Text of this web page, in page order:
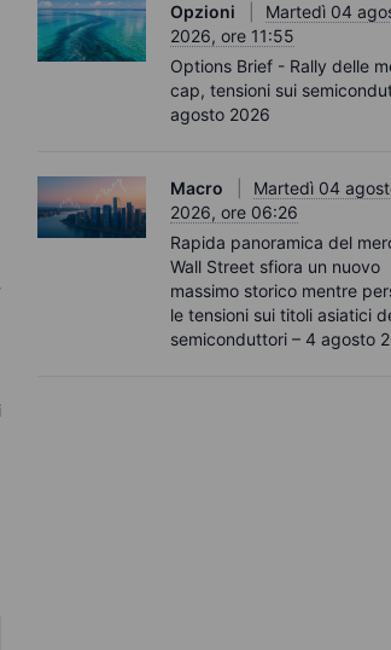
Opzioni
Martedì 04
2026, ore 11:55
Options Brief - Rally delle
cap, tensioni sui
agosto 2026
Macro
Martedì 04
2026, ore 06:26
Rapida panoramica del
Wall Street sfiora un nuovo
massimo storico mentre
le tensioni sui titoli asiatici
semiconduttori – 4 agosto